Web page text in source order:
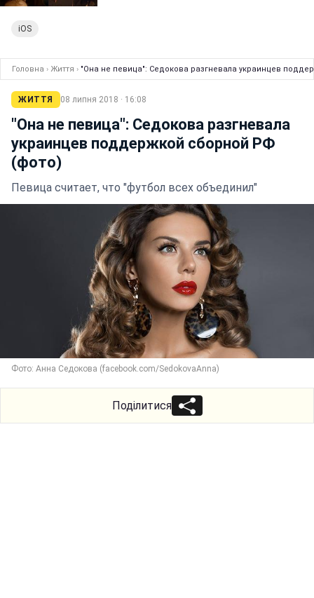
iOS
Головна › Життя › "Она не певица": Седокова разгневала украинцев
ЖИТТЯ 08 липня 2018 · 16:08
"Она не певица": Седокова разгневала
украинцев поддержкой сборной РФ
(фото)
Певица считает, что "футбол всех объединил"
Фото: Анна Седокова (facebook.com/SedokovaAnna)
Поділитися